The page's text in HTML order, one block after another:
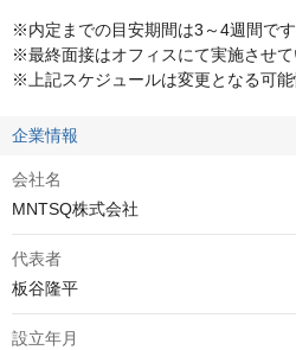
※内定までの目安期間は3～4週間です
※最終面接はオフィスにて実施させ
※上記スケジュールは変更となる可
企業情報
会社名
MNTSQ株式会社
代表者
板谷隆平
設立年月